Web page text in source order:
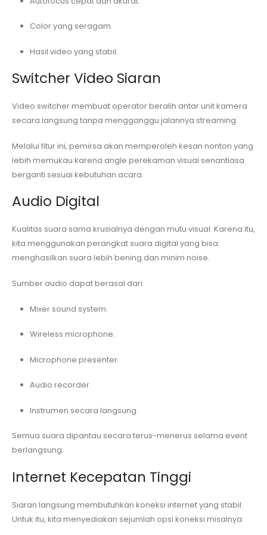
Color yang seragam.
Hasil video yang stabil.
Switcher Video Siaran
Video switcher membuat operator beralih antar unit kamera
secara langsung tanpa mengganggu jalannya streaming.
Melalui fitur ini, pemirsa akan memperoleh kesan nonton yang
lebih memukau karena angle perekaman visual senantiasa
berganti sesuai kebutuhan acara.
Audio Digital
Kualitas suara sama krusialnya dengan mutu visual. Karena itu,
kita menggunakan perangkat suara digital yang bisa
menghasilkan suara lebih bening dan minim noise.
Sumber audio dapat berasal dari:
Mixer sound system.
Wireless microphone.
Microphone presenter.
Audio recorder.
Instrumen secara langsung.
Semua suara dipantau secara terus-menerus selama event
berlangsung.
Internet Kecepatan Tinggi
Siaran langsung membutuhkan koneksi internet yang stabil.
Untuk itu, kita menyediakan sejumlah opsi koneksi misalnya: